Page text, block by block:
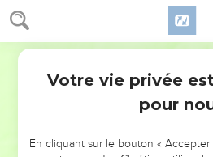
NE MANQUEZ PAS
Votre vie privée
pour
En cliquant sur le bouton «